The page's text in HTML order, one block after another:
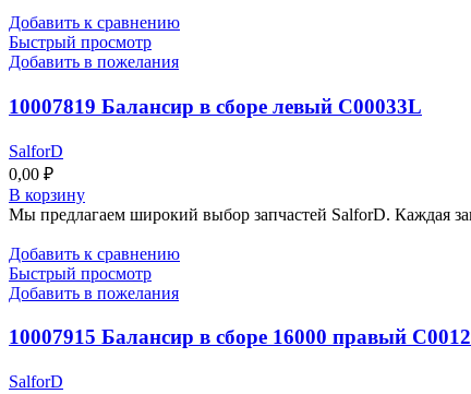
Добавить к сравнению
Быстрый просмотр
Добавить в пожелания
10007819 Балансир в сборе левый C00033L
SalforD
0,00 ₽
В корзину
Мы предлагаем широкий выбор запчастей SalforD. Каждая
Добавить к сравнению
Быстрый просмотр
Добавить в пожелания
10007915 Балансир в сборе 16000 правый
SalforD